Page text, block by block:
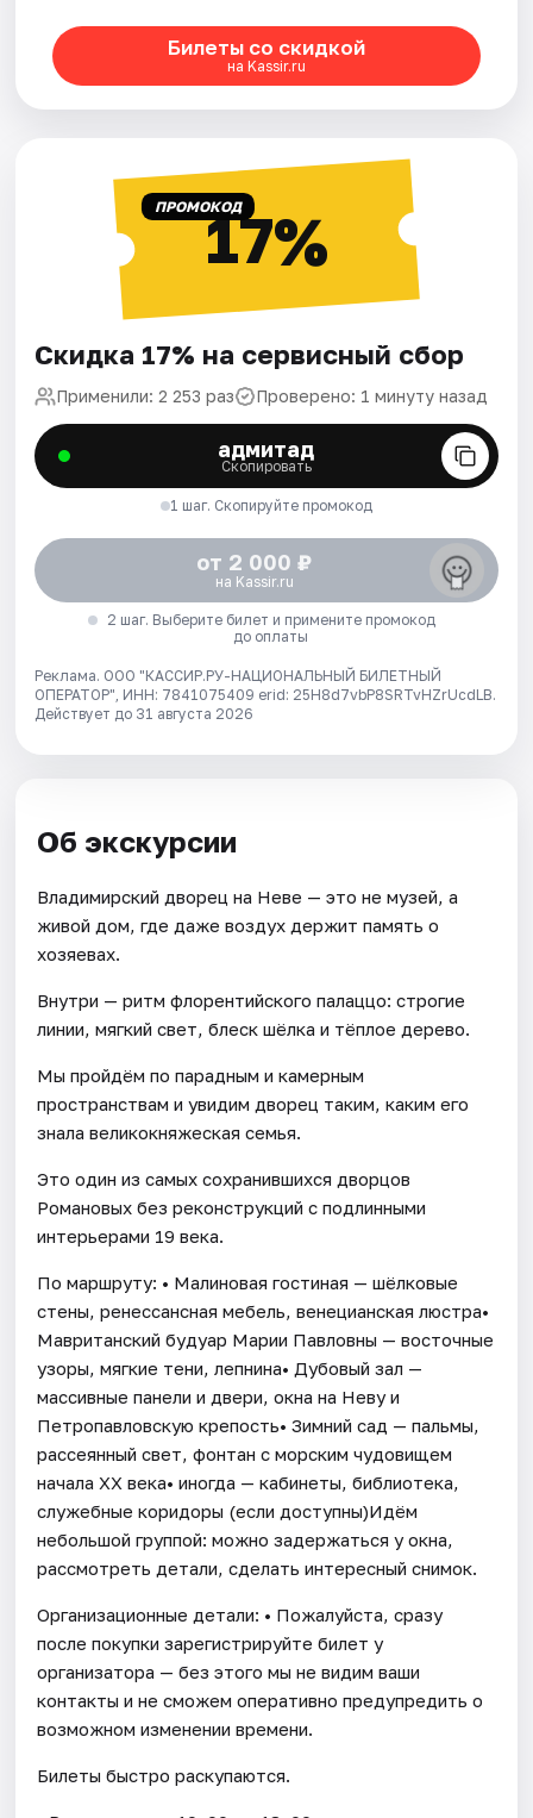
Билеты со скидкой
на Kassir.ru
ПРОМОКОД17%
Скидка 17% на сервисный сбор
Применили: 2 253 раз Проверено: 1 минуту назад
адмитад
Скопировать
1 шаг. Скопируйте промокод
от 2 000 ₽
на Kassir.ru
2 шаг. Выберите билет и примените промокод
до оплаты
Реклама. ООО "КАССИР.РУ-НАЦИОНАЛЬНЫЙ БИЛЕТНЫЙ
ОПЕРАТОР", ИНН: 7841075409 erid: 25H8d7vbP8SRTvHZrUcdLB.
Действует до 31 августа 2026
Об экскурсии
Владимирский дворец на Неве — это не музей, а
живой дом, где даже воздух держит память о
хозяевах.
Внутри — ритм флорентийского палаццо: строгие
линии, мягкий свет, блеск шёлка и тёплое дерево.
Мы пройдём по парадным и камерным
пространствам и увидим дворец таким, каким его
знала великокняжеская семья.
Это один из самых сохранившихся дворцов
Романовых без реконструкций с подлинными
интерьерами 19 века.
По маршруту: • Малиновая гостиная — шёлковые
стены, ренессансная мебель, венецианская люстра•
Мавританский будуар Марии Павловны — восточные
узоры, мягкие тени, лепнина• Дубовый зал —
массивные панели и двери, окна на Неву и
Петропавловскую крепость• Зимний сад — пальмы,
рассеянный свет, фонтан с морским чудовищем
начала XX века• иногда — кабинеты, библиотека,
служебные коридоры (если доступны)Идём
небольшой группой: можно задержаться у окна,
рассмотреть детали, сделать интересный снимок.
Организационные детали: • Пожалуйста, сразу
после покупки зарегистрируйте билет у
организатора — без этого мы не видим ваши
контакты и не сможем оперативно предупредить о
возможном изменении времени.
Билеты быстро раскупаются.